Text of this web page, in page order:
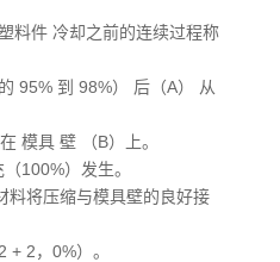
料件 冷却之前的连续过程称
95% 到 98%） 后（A） 从
模具 壁 （B）上。
100%）发生。
料将压缩与模具壁的良好接
2，0%）。